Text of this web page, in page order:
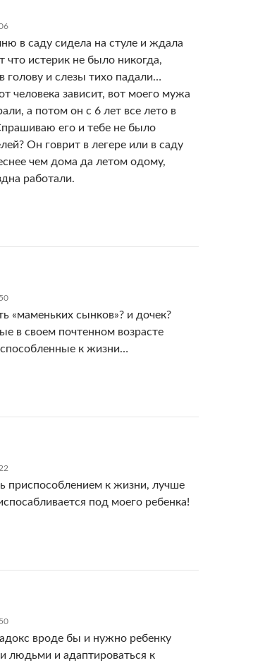
в саду сидела на стуле и ждала
истерик не было никогда,
голову и слезы тихо падали…
человека зависит, вот моего мужа
а потом он с 6 лет все лето в
его и тебе не было
Он говрит в легере или в саду
чем дома да летом одому,
работали.
«маменьких сынков»? и дочек?
в своем почтенном возрасте
к жизни…
приспособлением к жизни, лучше
под моего ребенка!
вроде бы и нужно ребенку
людьми и адаптироваться к